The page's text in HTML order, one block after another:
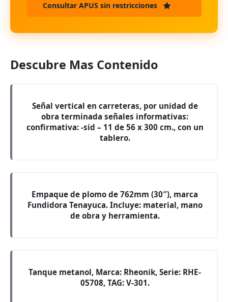
Consultar APUS sin restricciones
Descubre Mas Contenido
Señal vertical en carreteras, por unidad de
obra terminada señales informativas:
confirmativa: -sid – 11 de 56 x 300 cm., con un
tablero.
Empaque de plomo de 762mm (30″), marca
Fundidora Tenayuca. Incluye: material, mano
de obra y herramienta.
Tanque metanol, Marca: Rheonik, Serie: RHE-
05708, TAG: V-301.